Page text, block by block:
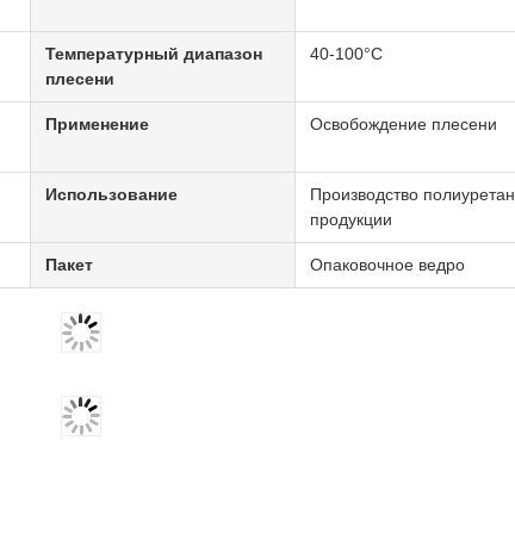
Температурный диапазон
плесени
40-100°С
Применение Освобождение плесени
Использование
Производство
продукции
Пакет Опаковочное ведро